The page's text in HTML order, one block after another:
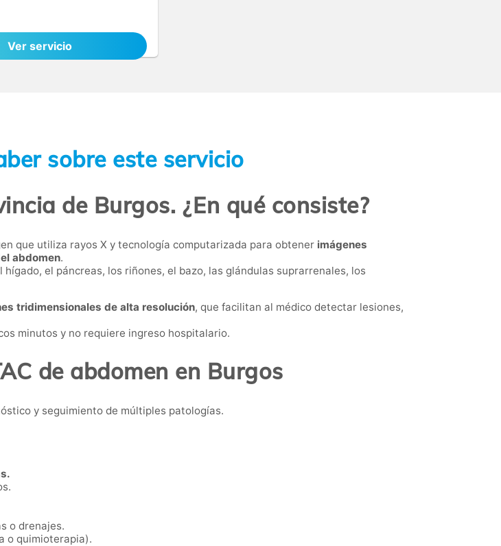
Ver servicio
sobre este servicio
de Burgos. ¿En qué consiste?
que utiliza rayos X y tecnología computarizada para obtener imágenes
abdomen.
el páncreas, los riñones, el bazo, las glándulas suprarrenales, los
tridimensionales de alta resolución, que facilitan al médico detectar lesiones,
minutos y no requiere ingreso hospitalario.
de abdomen en Burgos
y seguimiento de múltiples patologías.
o drenajes.
o quimioterapia).